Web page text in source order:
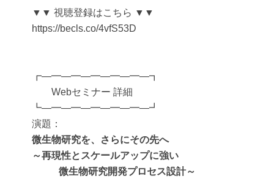
▼▼ 視聴登録はこちら ▼▼
https://becls.co/4vfS53D
┏―━―━―━―━―━―┓
Webセミナー 詳細
┗―━―━―━―━―━―┛
演題：
微生物研究を、さらにその先へ
～再現性とスケールアップに強い
微生物研究開発プロセス設計～